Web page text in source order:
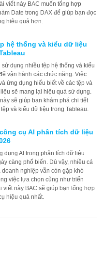
viết này BAC muốn tổng hợp
Date trong DAX để giúp bạn đọc
hiệu quả hơn.
hệ thống và kiểu dữ liệu
sử dụng nhiều tệp hệ thống và kiểu
vận hành các chức năng. Việc
ứng dụng hiểu biết về các tệp và
sẽ mang lại hiệu quả sử dụng.
sẽ giúp bạn khám phá chi tiết
và kiểu dữ liệu trong Tableau.
cụ AI phân tích dữ liệu
dụng AI trong phân tích dữ liệu
càng phổ biến. Dù vậy, nhiều cá
doanh nghiệp vẫn còn gặp khó
việc lựa chọn cũng như triển
viết này BAC sẽ giúp bạn tổng hợp
hiệu quả nhất.